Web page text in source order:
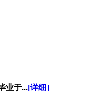
业于...[详细]